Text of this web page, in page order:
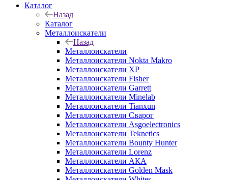
Каталог
Назад
Каталог
Металлоискатели
Назад
Металлоискатели
Металлоискатели Nokta Makro
Металлоискатели XP
Металлоискатели Fisher
Металлоискатели Garrett
Металлоискатели Minelab
Металлоискатели Tianxun
Металлоискатели Сварог
Металлоискатели Asgoelectronics
Металлоискатели Teknetics
Металлоискатели Bounty Hunter
Металлоискатели Lorenz
Металлоискатели АКА
Металлоискатели Golden Mask